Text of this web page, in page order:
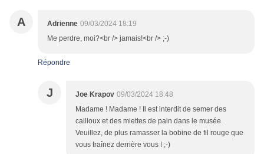
A Adrienne 09/03/2024 18:19
Me perdre, moi?<br /> jamais!<br /> ;-)
Répondre
J Joe Krapov 09/03/2024 18:48
Madame ! Madame ! Il est interdit de semer des
cailloux et des miettes de pain dans le musée.
Veuillez, de plus ramasser la bobine de fil rouge que
vous traînez derrière vous ! ;-)